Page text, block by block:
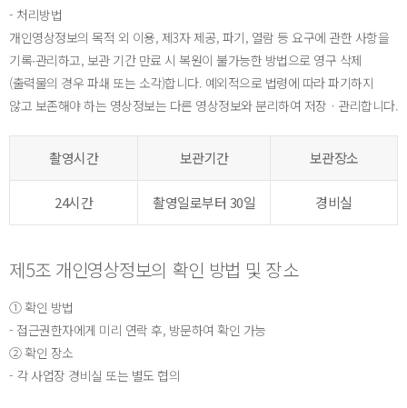
- 처리방법
개인영상정보의 목적 외 이용, 제3자 제공, 파기, 열람 등 요구에 관한 사항을
기록∙관리하고, 보관 기간 만료 시 복원이 불가능한 방법으로 영구 삭제
(출력물의 경우 파쇄 또는 소각)합니다. 예외적으로 법령에 따라 파기하지
않고 보존해야 하는 영상정보는 다른 영상정보와 분리하여 저장ㆍ관리합니다.
촬영시간 보관기간 보관장소
24시간 촬영일로부터 30일 경비실
제5조 개인영상정보의 확인 방법 및 장소
① 확인 방법
- 접근권한자에게 미리 연락 후, 방문하여 확인 가능
② 확인 장소
- 각 사업장 경비실 또는 별도 협의